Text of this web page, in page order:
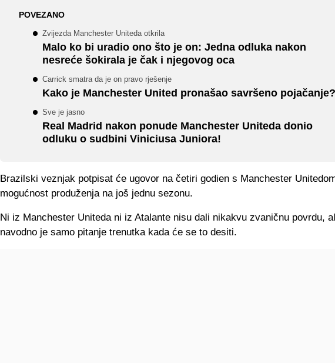
POVEZANO
Zvijezda Manchester Uniteda otkrila
Malo ko bi uradio ono što je on: Jedna odluka nakon
nesreće šokirala je čak i njegovog oca
Carrick smatra da je on pravo rješenje
Kako je Manchester United pronašao savršeno pojačanje?
Sve je jasno
Real Madrid nakon ponude Manchester Uniteda donio
odluku o sudbini Viniciusa Juniora!
Brazilski veznjak potpisat će ugovor na četiri godien s Manchester
mogućnost produženja na još jednu sezonu.
Ni iz Manchester Uniteda ni iz Atalante nisu dali nikakvu zvaničnu povrdu,
navodno je samo pitanje trenutka kada će se to desiti.